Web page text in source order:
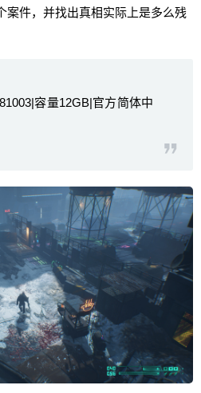
案件，并找出真相实际上是多么残
容量12GB|官方简体中